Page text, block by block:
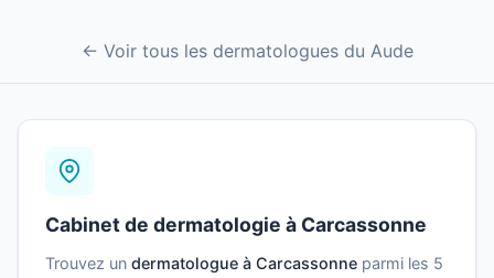
← Voir tous les dermatologues du Aude
Cabinet de dermatologie à Carcassonne
Trouvez un dermatologue à Carcassonne parmi les 5